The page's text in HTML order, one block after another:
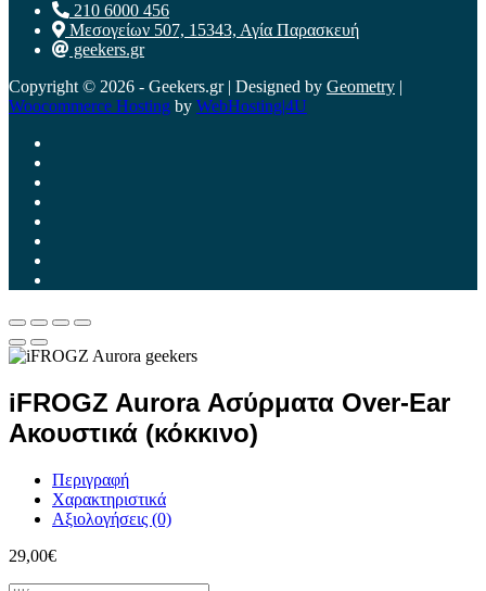
210 6000 456
Μεσογείων 507, 15343, Αγία Παρασκευή
geekers.gr
Copyright © 2026 - Geekers.gr | Designed by Geometry |
Woocommerce Hosting by WebHosting|4U
iFROGZ Aurora Ασύρματα Over-Ear
Ακουστικά (κόκκινο)
Περιγραφή
Χαρακτηριστικά
Αξιολογήσεις (0)
29,00€